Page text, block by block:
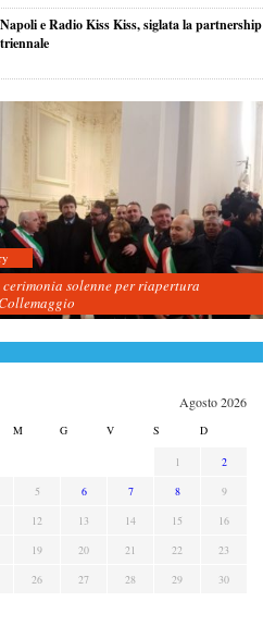
Napoli e Radio Kiss Kiss, siglata la partnership
triennale
cerimonia solenne per riapertura
Agosto 2026
M G V S D
1
2
5 6 7 8
9
12 13 14 15
16
19 20 21 22
23
26 27 28 29
30